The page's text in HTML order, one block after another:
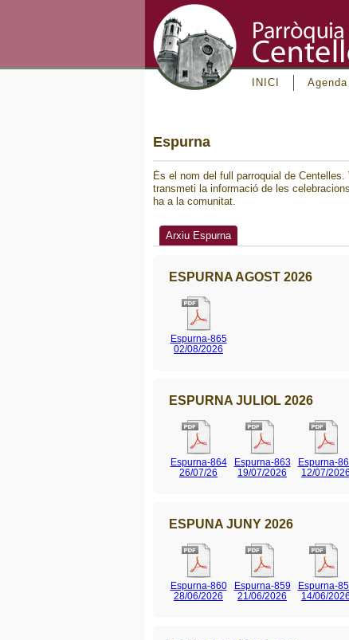
INICI Agenda
Espurna
És el nom del full parroquial de
transmeti la informació de les
ha a la comunitat.
Arxiu Espurna
ESPURNA AGOST 2026
Espurna-865
02/08/2026
ESPURNA JULIOL 2026
Espurna-864
26/07/26
Espurna-863
19/07/2026
Espurna-
12/07/2026
ESPUNA JUNY 2026
Espurna-860
28/06/2026
Espurna-859
21/06/2026
Espurna-
14/06/2026